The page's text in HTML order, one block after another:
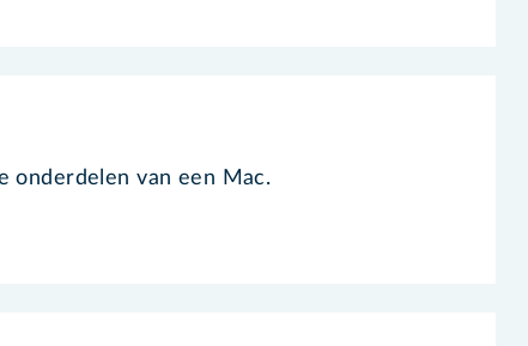
onderdelen van een Mac.